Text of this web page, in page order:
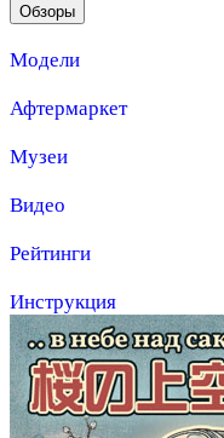
Обзоры
Модели
Афтермаркет
Музеи
Видео
Рейтинги
Инструкция